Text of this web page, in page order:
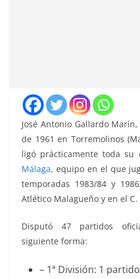
José Antonio Gallardo
de 1961 en Torremolinos
ligó prácticamente toda su
Málaga, equipo en el que
temporadas 1983/84 y
Atlético Malagueño y en el
Disputó 47 partidos
siguiente forma:
– 1ª División: 1